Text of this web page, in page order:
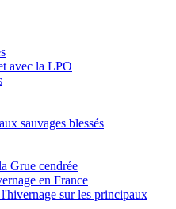
avec la LPO
sauvages blessés
Grue cendrée
en France
sur les principaux